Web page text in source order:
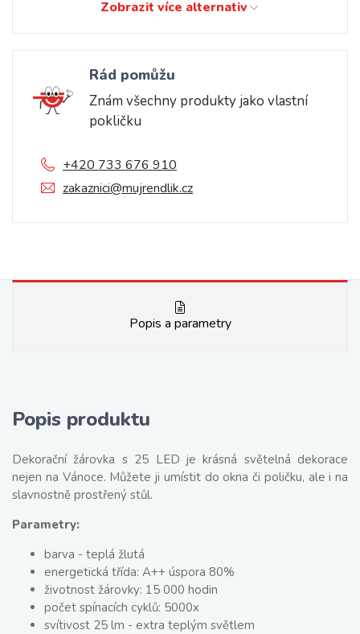
Zobrazit více alternativ
Rád pomůžu
Znám všechny produkty jako vlastní
pokličku
+420 733 676 910
zakaznici@mujrendlik.cz
Popis a parametry
Popis produktu
Dekorační žárovka s 25 LED je krásná světelná dekorace
nejen na Vánoce. Můžete ji umístit do okna či poličku, ale i na
slavnostně prostřený stůl.
Parametry:
barva - teplá žlutá
energetická třída: A++ úspora 80%
životnost žárovky: 15 000 hodin
počet spínacích cyklů: 5000x
svítivost 25 lm - extra teplým světlem